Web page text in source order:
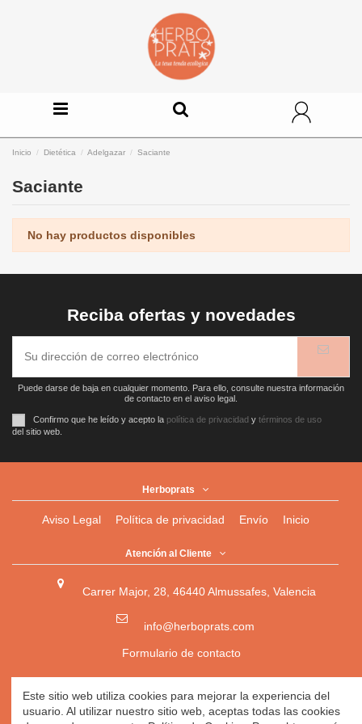
Inicio Dietética Adelgazar Saciante
Saciante
No hay productos disponibles
Reciba ofertas y novedades
Puede darse de baja en cualquier momento. Para ello, consulte nuestra información
de contacto en el aviso legal.
Confirmo que he leído y acepto la política de privacidad y términos de uso
del sitio web.
Herboprats
Aviso Legal Política de privacidad Envío Inicio
Atención al Cliente
Carrer Major, 28, 46440 Almussafes, Valencia
info@herboprats.com
Formulario de contacto
Herbolario|Herboristería|Tienda Ecológica Online|
Herbodietética |Tienda Online de Productos Naturales|
Este sitio web utiliza cookies para mejorar la experiencia del
usuario. Al utilizar nuestro sitio web, aceptas todas las cookies